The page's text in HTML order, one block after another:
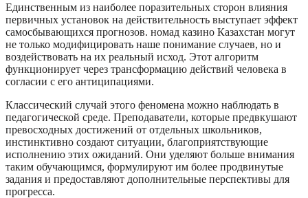
Единственным из наиболее поразительных сторон влияния
первичных установок на действительность выступает эффект
самосбывающихся прогнозов. номад казино Казахстан могут
не только модифицировать наше понимание случаев, но и
воздействовать на их реальный исход. Этот алгоритм
функционирует через трансформацию действий человека в
согласии с его антиципациями.
Классический случай этого феномена можно наблюдать в
педагогической среде. Преподаватели, которые предвкушают
превосходных достижений от отдельных школьников,
инстинктивно создают ситуации, благоприятствующие
исполнению этих ожиданий. Они уделяют больше внимания
таким обучающимся, формулируют им более продвинутые
задания и предоставляют дополнительные перспективы для
прогресса.